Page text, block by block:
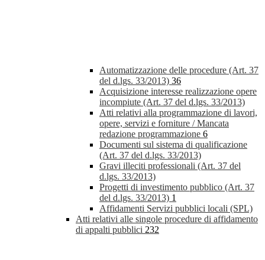
Automatizzazione delle procedure (Art. 37
del d.lgs. 33/2013) 36
Acquisizione interesse realizzazione opere
incompiute (Art. 37 del d.lgs. 33/2013)
Atti relativi alla programmazione di lavori,
opere, servizi e forniture / Mancata
redazione programmazione 6
Documenti sul sistema di qualificazione
(Art. 37 del d.lgs. 33/2013)
Gravi illeciti professionali (Art. 37 del
d.lgs. 33/2013)
Progetti di investimento pubblico (Art. 37
del d.lgs. 33/2013) 1
Affidamenti Servizi pubblici locali (SPL)
Atti relativi alle singole procedure di affidamento
di appalti pubblici 232